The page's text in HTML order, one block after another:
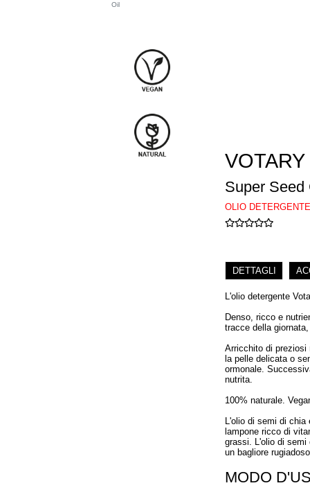
Oil
VOTARY
Super Seed
OLIO DETERGENTE
DETTAGLI
L'olio detergente
Denso, ricco e
tracce della
Arricchito di preziosi
la pelle delicata o
ormonale.
nutrita.
100% naturale.
L'olio di semi di chia
lampone ricco di
grassi. L'olio di semi
un bagliore rugiadoso
MODO